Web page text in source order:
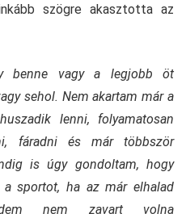
szögre akasztotta az
benne vagy a legjobb öt
sehol. Nem akartam már a
lenni, folyamatosan
fáradni és már többször
is úgy gondoltam, hogy
sportot, ha az már elhalad
nem zavart volna